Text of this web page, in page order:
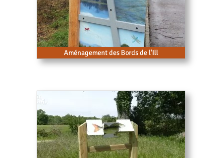
Aménagement des Bords de l'Ill